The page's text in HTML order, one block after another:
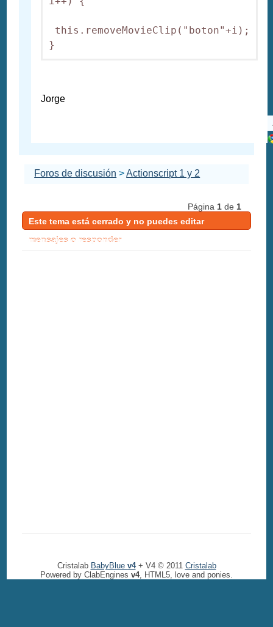
this.removeMovieClip("boton"+i);
}
Jorge
Foros de discusión >Actionscript 1 y 2
Página 1de 1
Este tema está cerrado y no puedes editar
mensajes o responder
Cristalab BabyBlue v4+ V4 © 2011 Cristalab
Powered by ClabEngines v4, HTML5, love and ponies.